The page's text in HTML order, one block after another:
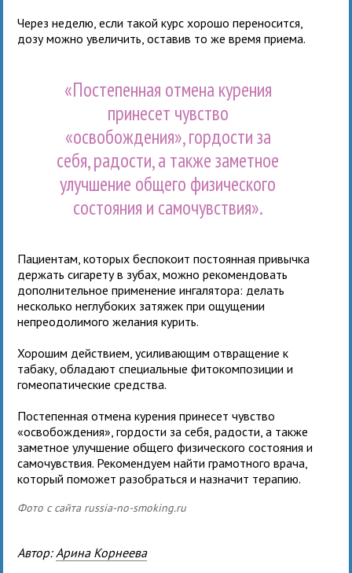
Через неделю, если такой курс хорошо переносится,
дозу можно увеличить, оставив то же время приема.
«Постепенная отмена курения
принесет чувство
«освобождения», гордости за
себя, радости, а также заметное
улучшение общего физического
состояния и самочувствия».
Пациентам, которых беспокоит постоянная привычка
держать сигарету в зубах, можно рекомендовать
дополнительное применение ингалятора: делать
несколько неглубоких затяжек при ощущении
непреодолимого желания курить.
Хорошим действием, усиливающим отвращение к
табаку, обладают специальные фитокомпозиции и
гомеопатические средства.
Постепенная отмена курения принесет чувство
«освобождения», гордости за себя, радости, а также
заметное улучшение общего физического состояния и
самочувствия. Рекомендуем найти грамотного врача,
который поможет разобраться и назначит терапию.
Фото с сайта russia-no-smoking.ru
Автор: Арина Корнеева